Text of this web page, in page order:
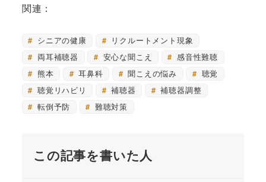
関連：
シニアの健康
リクルートメント現象
両耳補聴器
安心な聞こえ
感音性難聴
熊本
耳鼻科 聞こえの悩み
聴覚
聴覚リハビリ
補聴器
補聴器調整
転倒予防
難聴対策
この記事を書いた人